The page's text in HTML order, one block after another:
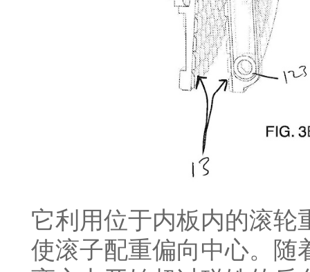
它利用位于内板内的滚轮
使滚子配重偏向中心。随